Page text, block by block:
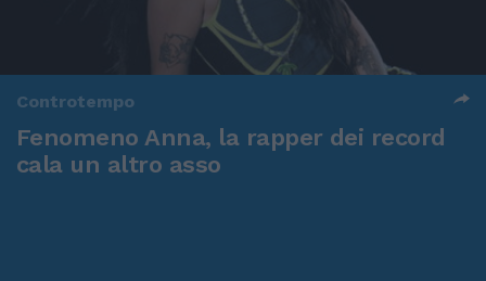
Controtempo
Fenomeno Anna, la rapper dei record
cala un altro asso